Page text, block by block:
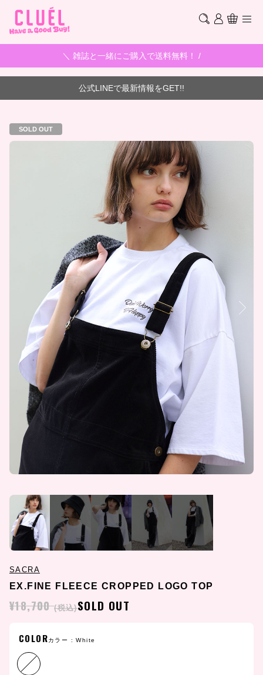
＼ 雑誌と一緒にご購入で送料無料！ /
公式LINEで最新情報をGET!!
SOLD OUT
SACRA
EX.FINE FLEECE CROPPED LOGO TOP
¥18,700 (税込)SOLD OUT
COLORカラー :White